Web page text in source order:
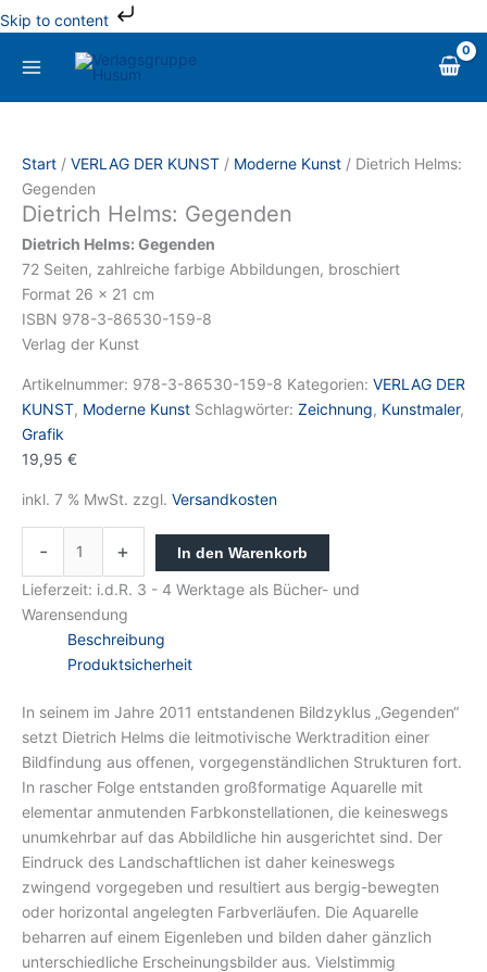
Skip to content
Zum
Inhalt
springen
Start / VERLAG DER KUNST / Moderne Kunst / Dietrich Helms:
Gegenden
Dietrich Helms: Gegenden
Dietrich Helms: Gegenden
72 Seiten, zahlreiche farbige Abbildungen, broschiert
Format 26 x 21 cm
ISBN 978-3-86530-159-8
Verlag der Kunst
Artikelnummer: 978-3-86530-159-8 Kategorien: VERLAG DER
KUNST, Moderne Kunst Schlagwörter: Zeichnung, Kunstmaler,
Grafik
19,95 €
inkl. 7 % MwSt. zzgl. Versandkosten
-
Helms:
+ In den Warenkorb
Lieferzeit: i.d.R. 3 - 4 Werktage als Bücher- und
Warensendung
Beschreibung
Produktsicherheit
In seinem im Jahre 2011 entstandenen Bildzyklus „Gegenden“
setzt Dietrich Helms die leitmotivische Werktradition einer
Bildfindung aus offenen, vorgegenständlichen Strukturen fort.
In rascher Folge entstanden großformatige Aquarelle mit
elementar anmutenden Farbkonstellationen, die keineswegs
unumkehrbar auf das Abbildliche hin ausgerichtet sind. Der
Eindruck des Landschaftlichen ist daher keineswegs
zwingend vorgegeben und resultiert aus bergig-bewegten
oder horizontal angelegten Farbverläufen. Die Aquarelle
beharren auf einem Eigenleben und bilden daher gänzlich
unterschiedliche Erscheinungsbilder aus. Vielstimmig